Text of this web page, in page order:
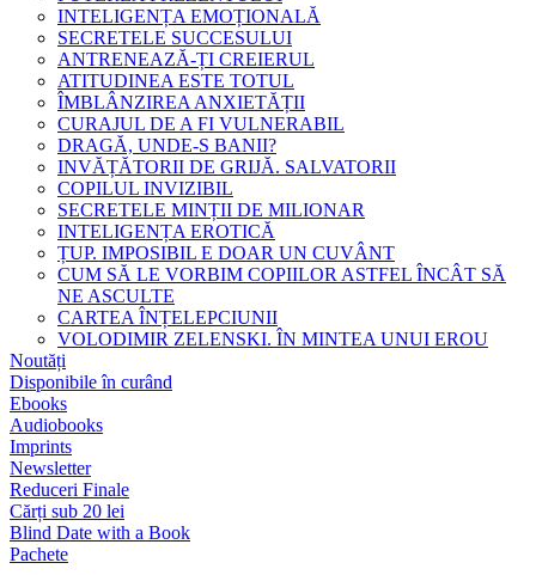
INTELIGENȚA EMOȚIONALĂ
SECRETELE SUCCESULUI
ANTRENEAZĂ-ȚI CREIERUL
ATITUDINEA ESTE TOTUL
ÎMBLÂNZIREA ANXIETĂȚII
CURAJUL DE A FI VULNERABIL
DRAGĂ, UNDE-S BANII?
INVĂȚĂTORII DE GRIJĂ. SALVATORII
COPILUL INVIZIBIL
SECRETELE MINȚII DE MILIONAR
INTELIGENȚA EROTICĂ
ȚUP. IMPOSIBIL E DOAR UN CUVÂNT
CUM SĂ LE VORBIM COPIILOR ASTFEL ÎNCÂT SĂ
NE ASCULTE
CARTEA ÎNȚELEPCIUNII
VOLODIMIR ZELENSKI. ÎN MINTEA UNUI EROU
Noutăți
Disponibile în curând
Ebooks
Audiobooks
Imprints
Newsletter
Reduceri Finale
Cărți sub 20 lei
Blind Date with a Book
Pachete